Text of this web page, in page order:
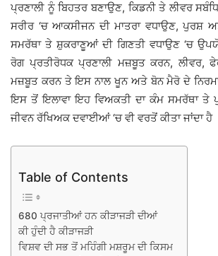
ਪ੍ਰਣਾਲੀ ਨੂੰ ਬਿਹਤਰ ਬਣਾਉਣ, ਕਿਡਨੀ ਤੇ ਲੀਵਰ
ਸਰੀਰ ‘ਚ ਆਕਸੀਜਨ ਦੀ ਮਾਤਰਾ ਵਧਾਉਣ, ਪੁਰਸ਼
ਸਮਰੱਥਾ ਤੇ ਸ਼ੁਕਰਾਣੂਆਂ ਦੀ ਗਿਣਤੀ ਵਧਾਉਣ ‘ਚ
ਰੋਗ ਪ੍ਰਤੀਰੋਧਕ ਪ੍ਰਣਾਲੀ ਮਜ਼ਬੂਤ ਕਰਨ,
ਮਜ਼ਬੂਤ ਕਰਨ ਤੇ ਇਸ ਨਾਲ ਖੂਨ ਅਤੇ ਬੋਨ ਮੈਰੋ ਦੇ
ਇਸ ਤੋਂ ਇਲਾਵਾ ਇਹ ਵਿਅਕਤੀ ਦਾ ਕੰਮ ਸਮਰੱਥਾ ਤੇ
ਜੀਵਨ ਰੱਖਿਅਕ ਦਵਾਈਆਂ ‘ਚ ਵੀ ਵਰਤੋਂ ਕੀਤਾ ਜਾਂਦਾ ਹੈ
Table of Contents
680 ਪ੍ਰਜਾਤੀਆਂ ਹਨ ਕੀੜਾਜੜੀ ਦੀਆਂ
ਕੀ ਹੁੰਦੀ ਹੈ ਕੀੜਾਜੜੀ
ਵਿਸ਼ਵ ਦੀ ਸਭ ਤੋਂ ਮਹਿੰਗੀ ਮਸ਼ਰੂਮ ਦੀ ਕਿਸਮ